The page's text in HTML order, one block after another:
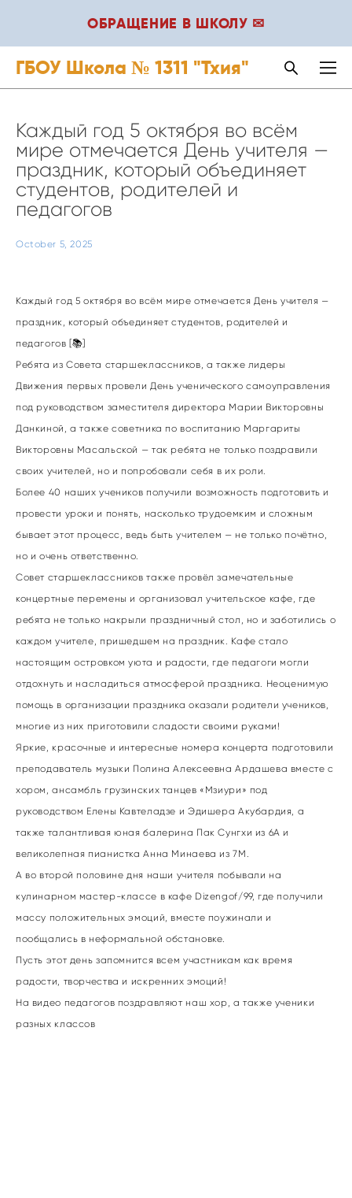
ОБРАЩЕНИЕ В ШКОЛУ ✉
ГБОУ Школа № 1311 "Тхия"
October 5, 2025
Каждый год 5 октября во всём
мире отмечается День учителя —
праздник, который объединяет
студентов, родителей и
педагогов
Каждый год 5 октября во всём мире отмечается День учителя —
праздник, который объединяет студентов, родителей и
педагогов [📚]
Ребята из Совета старшеклассников, а также лидеры
Движения первых провели День ученического самоуправления
под руководством заместителя директора Марии Викторовны
Данкиной, а также советника по воспитанию Маргариты
Викторовны Масальской — так ребята не только поздравили
своих учителей, но и попробовали себя в их роли.
Более 40 наших учеников получили возможность подготовить и
провести уроки и понять, насколько трудоемким и сложным
бывает этот процесс, ведь быть учителем — не только почётно,
но и очень ответственно.
Совет старшеклассников также провёл замечательные
концертные перемены и организовал учительское кафе, где
ребята не только накрыли праздничный стол, но и заботились о
каждом учителе, пришедшем на праздник. Кафе стало
настоящим островком уюта и радости, где педагоги могли
отдохнуть и насладиться атмосферой праздника. Неоценимую
помощь в организации праздника оказали родители учеников,
многие из них приготовили сладости своими руками!
Яркие, красочные и интересные номера концерта подготовили
преподаватель музыки Полина Алексеевна Ардашева вместе с
хором, ансамбль грузинских танцев «Мзиури» под
руководством Елены Кавтеладзе и Эдишера Акубардия, а
также талантливая юная балерина Пак Сунгхи из 6А и
великолепная пианистка Анна Минаева из 7М.
А во второй половине дня наши учителя побывали на
кулинарном мастер-классе в кафе Dizengof/99, где получили
массу положительных эмоций, вместе поужинали и
пообщались в неформальной обстановке.
Пусть этот день запомнится всем участникам как время
радости, творчества и искренних эмоций!
На видео педагогов поздравляют наш хор, а также ученики
разных классов